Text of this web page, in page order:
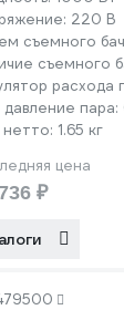
220 В
съемного
съемного
расхода
давление пара:
1.65 кг
цена
₽